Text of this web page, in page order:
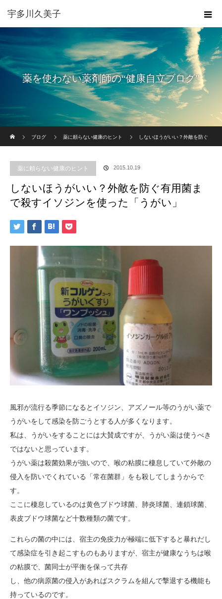
宇多川久美子
薬を使わない薬剤師の“健康自立ブログ”
ブログ
薬に頼らない健康のヒント しないほうがいい？外敵を防ぐ
薬に頼らない健康のヒント 2015.10.19
しないほうがいい？外敵を防ぐ有用菌ま
で殺すイソジンを使った「うがい」
風邪が流行る季節になるとイソジン、アズノール等のうがい薬で
うがいをして感染を防ごうとする人が多くなります。
私は、うがいをすることには大賛成ですが、うがい薬は使うべき
ではないと思っています。
うがい薬は殺菌効果が強いので、喉の粘膜に棲息していて外敵の
侵入を防いでくれている「常在菌群」をも殺してしまうからで
す。
ここに棲息しているのは黄色ブドウ球菌、肺炎球菌、連鎖球菌、
表皮ブドウ球菌など十数種類の菌です。
これらの菌の中には、宿主の免疫力が極端に低下すると暴れだし
て感染症を引き起こすものもありますが、宿主が健康なうちは喉
の粘膜で、菌同士が平衡を保って共存
し、他の病原菌の侵入があればスクラムを組んで撃退する機能も
持っているのです。